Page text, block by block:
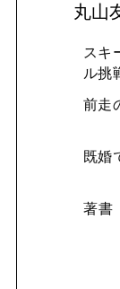
丸山
スキ
ル挑
前走
既婚
著書